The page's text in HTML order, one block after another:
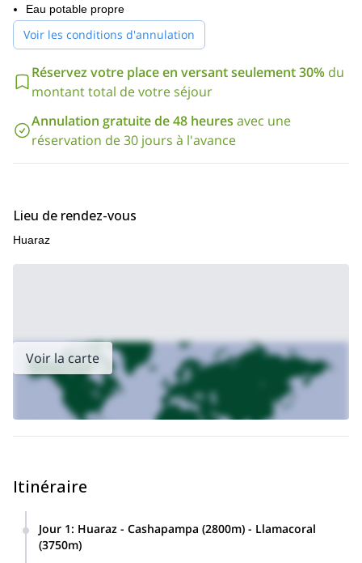
Alors, si cette grande aventure d'alpinisme au Nevado
Alpamayo vous tente, contactez-moi ! Nous pourrons en parler
et planifier le programme idéal pour vous !
Vous pouvez également consulter un autre grand programme
que je propose :
Nevado Huascaran (6768m)
jours.
Eau potable propre
Voir les conditions d'annulation
Réservez votre place en versant seulement 30% du
montant total de votre séjour
Annulation gratuite de 48 heures avec une
réservation de 30 jours à l'avance
Lieu de rendez-vous
Huaraz
Voir la carte
Itinéraire
Jour 1: Huaraz - Cashapampa (2800m) - Llamacoral
(3750m)